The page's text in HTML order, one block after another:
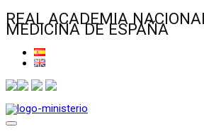
REAL ACADEMIA
MEDICINA DE ESPAÑA